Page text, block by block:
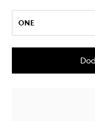
ONE